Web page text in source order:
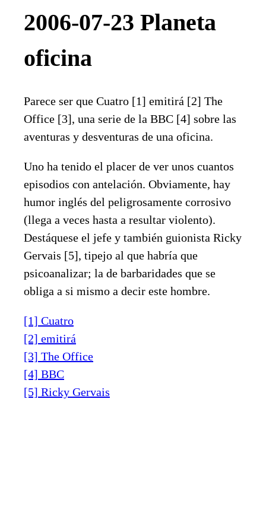
2006-07-23 Planeta
oficina
Parece ser que Cuatro [1] emitirá [2] The
Office [3], una serie de la BBC [4] sobre las
aventuras y desventuras de una oficina.
Uno ha tenido el placer de ver unos cuantos
episodios con antelación. Obviamente, hay
humor inglés del peligrosamente corrosivo
(llega a veces hasta a resultar violento).
Destáquese el jefe y también guionista Ricky
Gervais [5], tipejo al que habría que
psicoanalizar; la de barbaridades que se
obliga a si mismo a decir este hombre.
[1] Cuatro
[2] emitirá
[3] The Office
[4] BBC
[5] Ricky Gervais